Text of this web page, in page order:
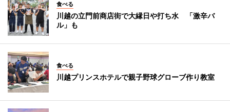
食べる
川越の立門前商店街で大縁日や打ち水 「激辛バ
ル」も
食べる
川越プリンスホテルで親子野球グローブ作り教室